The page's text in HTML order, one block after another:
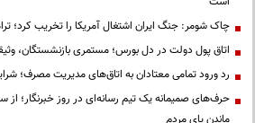
چاک شومر: جنگ ایران اشتغال آمریکا را تخریب کرد؛
اتاق پول دولت در دل بورس؛ مستمری بازنشستگان،
رد ورود تمامی معتادان به اتاق‌های مدیریت مصرف؛
حرف‌های صمیمانه یک تیم رسانه‌ای در روز خبرنگار؛
ماندن پای مردم